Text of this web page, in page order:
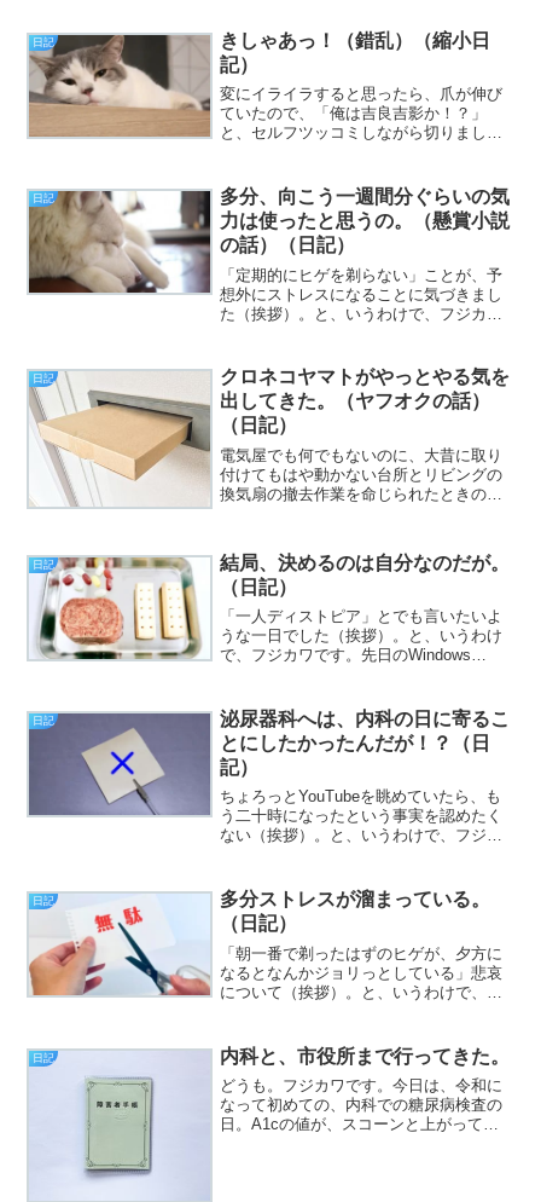
に「イラッ☆」では済まない水曜日、皆
様いかがお過ごしでしょう...
日記
きしゃあっ！（錯乱）（縮小日
記）
変にイライラすると思ったら、爪が伸び
ていたので、「俺は吉良吉影か！？」
と、セルフツッコミしながら切りました
行った折に、歩き倒したせいで足の爪が
盛大に内出血したわけですが...
日記
多分、向こう一週間分ぐらいの気
力は使ったと思うの。（懸賞小説
の話）（日記）
「定期的にヒゲを剃らない」ことが、予
想外にストレスになることに気づきまし
た（挨拶）。と、いうわけで、フジカワ
不乱」と書いたら、キンキンこと故・愛
川欽也の声で「ハァゥマ...
日記
クロネコヤマトがやっとやる気を
出してきた。（ヤフオクの話）
（日記）
電気屋でも何でもないのに、大昔に取り
付けてもはや動かない台所とリビングの
換気扇の撤去作業を命じられたときの無
扇は取り付け方が簡単で、外すのも思っ
てたより楽だったんですが...
日記
結局、決めるのは自分なのだが。
（日記）
「一人ディストピア」とでも言いたいよ
うな一日でした（挨拶）。と、いうわけ
で、フジカワです。先日のWindows
入力をインストールしてみたのですが
（中略）...
日記
泌尿器科へは、内科の日に寄るこ
とにしたかったんだが！？（日
記）
ちょろっとYouTubeを眺めていたら、も
う二十時になったという事実を認めたく
ない（挨拶）。と、いうわけで、フジカ
月曜日、皆様いかがお過ごしでしょう
か。今日のエントリは...
日記
多分ストレスが溜まっている。
（日記）
「朝一番で剃ったはずのヒゲが、夕方に
なるとなんかジョリっとしている」悲哀
について（挨拶）。と、いうわけで、フ
からなくなる土曜日、皆様いかがお過ご
しでしょうか。今日...
日記 内科と、市役所まで行ってきた。
どうも。フジカワです。今日は、令和に
なって初めての、内科での糖尿病検査の
日。A1cの値が、スコーンと上がってお